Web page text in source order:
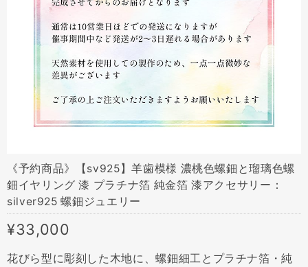
《予約商品》【sv925】羊歯模様 濃桃色螺鈿と瑠璃色螺
鈿イヤリング 漆 プラチナ箔 純金箔 漆アクセサリー：
silver925 螺鈿ジュエリー
¥33,000
花びら型に彫刻した木地に、螺鈿細工とプラチナ箔・純